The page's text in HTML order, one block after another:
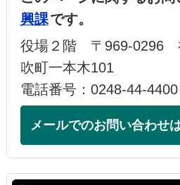
興課です。
役場２階 〒969-0296
吹町一本木101
電話番号：0248-44-4400
メールでのお問い合わせ